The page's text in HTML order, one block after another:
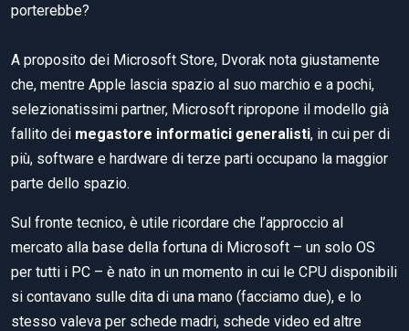
porterebbe?
A proposito dei Microsoft Store, Dvorak nota giustamente
che, mentre Apple lascia spazio al suo marchio e a pochi,
selezionatissimi partner, Microsoft ripropone il modello già
fallito dei megastore informatici generalisti, in cui per di
più, software e hardware di terze parti occupano la maggior
parte dello spazio.
Sul fronte tecnico, è utile ricordare che l’approccio al
mercato alla base della fortuna di Microsoft – un solo OS
per tutti i PC – è nato in un momento in cui le CPU disponibili
si contavano sulle dita di una mano (facciamo due), e lo
stesso valeva per schede madri, schede video ed altre